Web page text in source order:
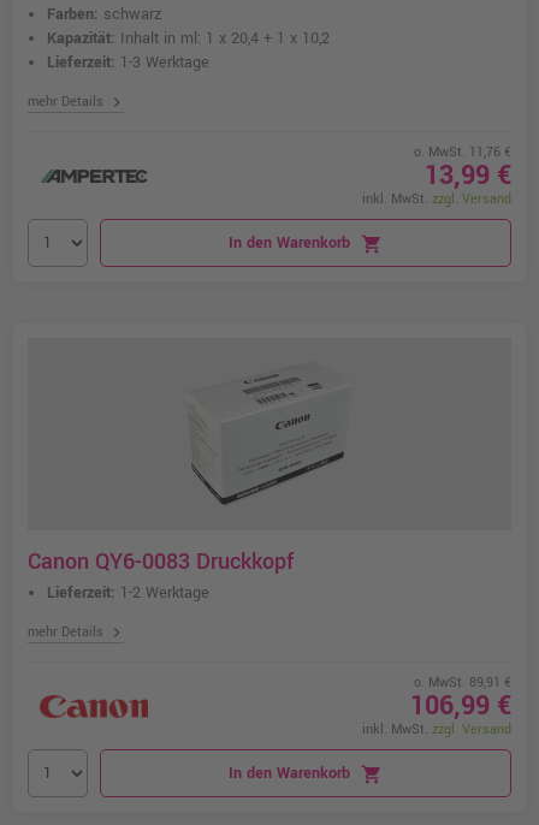
Farben: schwarz
Kapazität: Inhalt in ml: 1 x 20,4 + 1 x 10,2
Lieferzeit: 1-3 Werktage
mehr Details chevron_right
o. MwSt. 11,76 €
13,99 €
inkl. MwSt. zzgl. Versand
In den Warenkorb shopping_cart
Canon QY6-0083 Druckkopf
Lieferzeit: 1-2 Werktage
mehr Details chevron_right
o. MwSt. 89,91 €
106,99 €
inkl. MwSt. zzgl. Versand
In den Warenkorb shopping_cart